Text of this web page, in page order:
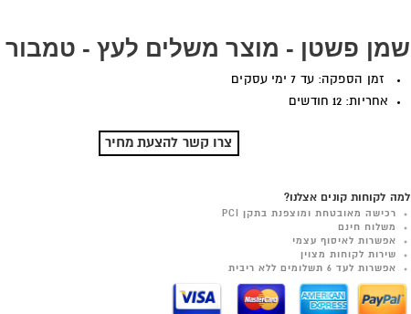
שמן פשטן - מוצר משלים לעץ - טמבור
זמן הספקה: עד 7 ימי עסקים
אחריות: 12 חודשים
צרו קשר להצעת מחיר
למה לקוחות קונים אצלנו?
רכישה מאובטחת ומוצפנת בתקן PCI
משלוח חינם
אפשרות לאיסוף עצמי
שירות לקוחות מצוין
אפשרות לעד 6 תשלומים ללא ריבית